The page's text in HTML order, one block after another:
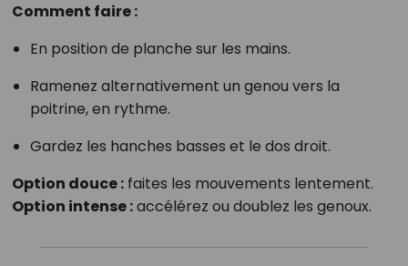
Comment faire :
En position de planche sur les mains.
Ramenez alternativement un genou vers la
poitrine, en rythme.
Gardez les hanches basses et le dos droit.
Option douce :faites les mouvements lentement.
Option intense :accélérez ou doublez les genoux.